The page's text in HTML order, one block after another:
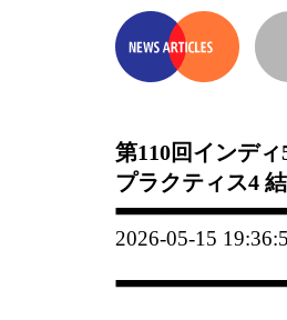
第110回インディ
プラクティス4
2026-05-15